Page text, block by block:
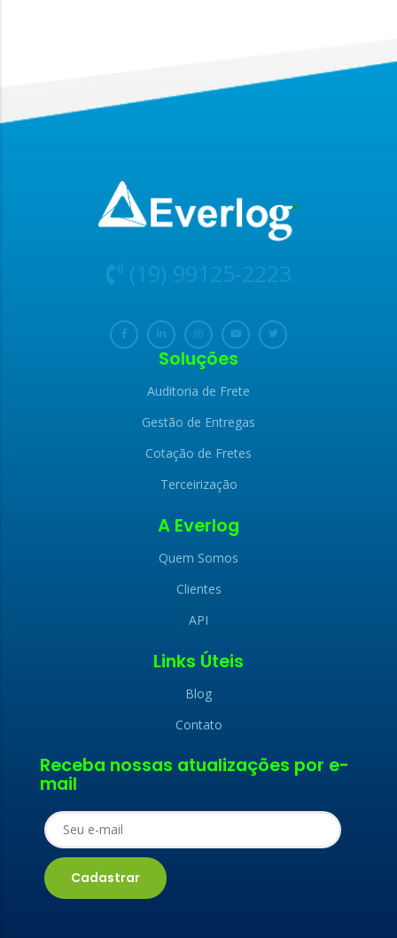
(19) 99125-2223
Soluções
Auditoria de Frete
Gestão de Entregas
Cotação de Fretes
Terceirização
A Everlog
Quem Somos
Clientes
API
Links Úteis
Blog
Contato
Receba nossas atualizações por e-
mail
FALE CONOSCO
Nome (obrigatório)
x
LIGAMOS PARA
VOCÊ
Nome (obrigatório)